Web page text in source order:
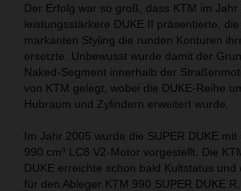
Der Erfolg war so groß, dass KTM im Jahr
leistungsstärkere DUKE II präsentierte,
markanten Styling die runden Konturen
ersetzte. Unbewusst wurde damit der
Naked-Segment innerhalb der
von KTM gelegt, wobei die DUKE-Reihe
Hubraum und Zylindern erweitert wurde.
Im Jahr 2005 wurde die SUPER DUKE
990 cm³ LC8 V2-Motor vorgestellt. Die
DUKE erreichte schon bald Kultstatus und
für den Ableger KTM 990 SUPER DUKE